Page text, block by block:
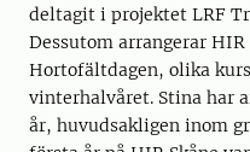
deltagit i projektet LRF
Dessutom arrangerar
Hortofältdagen, olika
vinterhalvåret. Stina har
år, huvudsakligen inom